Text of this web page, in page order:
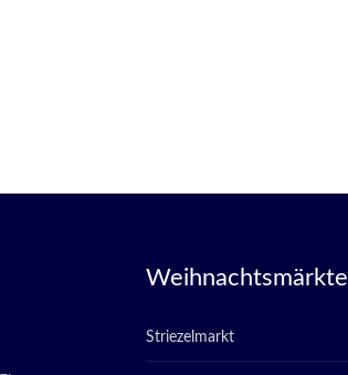
Weihnachtsmärkte
Striezelmarkt